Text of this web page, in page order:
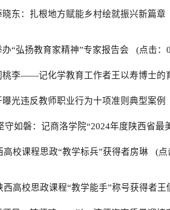
东：扎根地方赋能乡村绘就振兴新篇章
“弘扬教育家精神”专家报告会 (点击： 0
桃李——记化学教育工作者王以寿博士的
光违反教师职业行为十项准则典型案例
守如磐：记商洛学院“2024年度陕西省最
高校课程思政“教学标兵”获得者房琳 (点
西高校思政课程“教学能手”称号获得者王